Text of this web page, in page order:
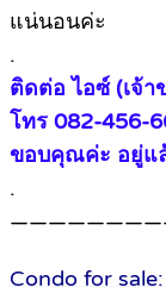
แน่นอนค่ะ
.
ติดต่อ ไอซ์ (เจ้า
โทร 082-456-
ขอบคุณค่ะ อยู่แ
.
Condo for